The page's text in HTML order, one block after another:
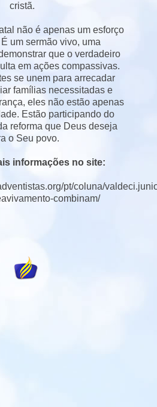
cristã.
não é apenas um esforço
um sermão vivo, uma
que o verdadeiro
em ações compassivas.
se unem para arrecadar
famílias necessitadas e
eles não estão apenas
Estão participando do
reforma que Deus deseja
o Seu povo.
informações no site:
pt/coluna/
combinam/